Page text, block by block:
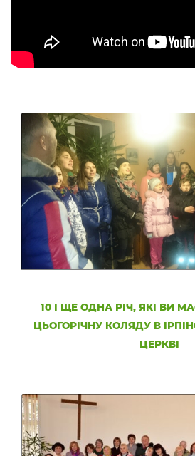
10 І ЩЕ ОДНА РІЧ, ЯКІ ВИ
ЦЬОГОРІЧНУ КОЛЯДУ В
ЦЕРКВІ